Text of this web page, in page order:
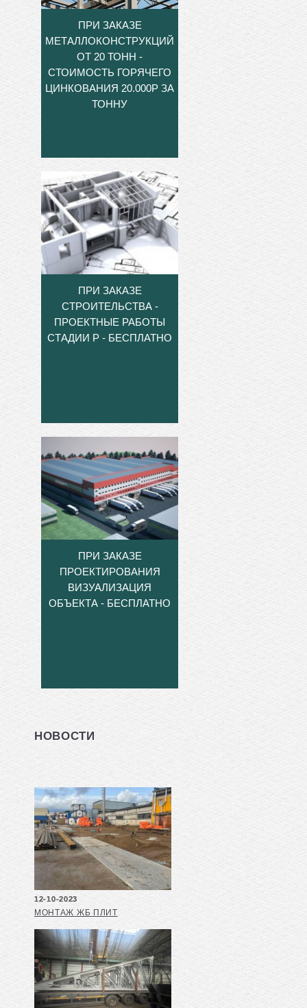
ПРИ ЗАКАЗЕ
МЕТАЛЛОКОНСТРУКЦИЙ
ОТ 20 ТОНН -
СТОИМОСТЬ ГОРЯЧЕГО
ЦИНКОВАНИЯ 20.000Р ЗА
ТОННУ
ПРИ ЗАКАЗЕ
СТРОИТЕЛЬСТВА -
ПРОЕКТНЫЕ РАБОТЫ
СТАДИИ Р - БЕСПЛАТНО
ПРИ ЗАКАЗЕ
ПРОЕКТИРОВАНИЯ
ВИЗУАЛИЗАЦИЯ
ОБЪЕКТА - БЕСПЛАТНО
НОВОСТИ
12-10-2023
МОНТАЖ ЖБ ПЛИТ